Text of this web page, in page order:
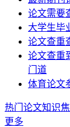
论文需要
大学生毕
论文查重
论文查重
门道
体育论文
热门论文知识
更多